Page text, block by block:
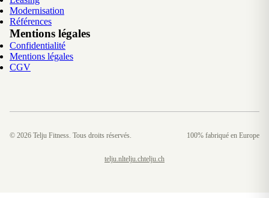
Modernisation
Références
Mentions légales
Confidentialité
Mentions légales
CGV
© 2026 Telju Fitness. Tous droits réservés. 100% fabriqué en Europe
telju.nltelju.chtelju.ch